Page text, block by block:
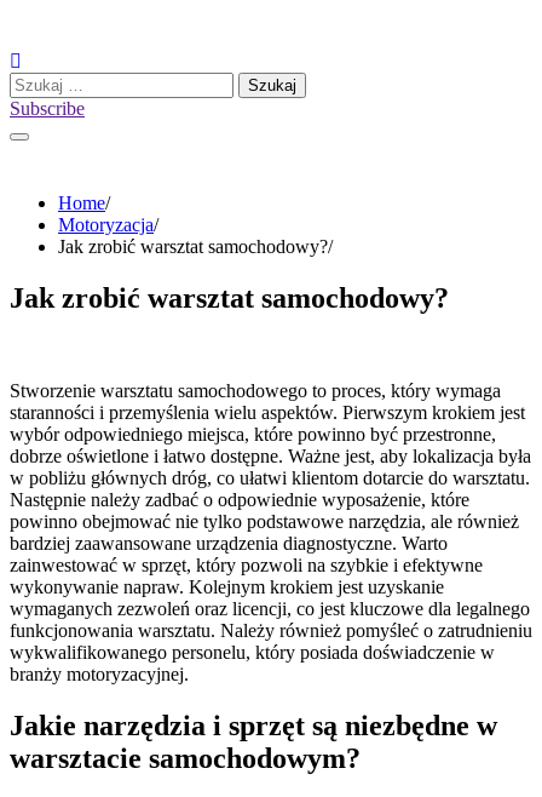
content
Szukaj:
Subscribe
Home
Motoryzacja
Jak zrobić warsztat samochodowy?
Jak zrobić warsztat samochodowy?
Stworzenie warsztatu samochodowego to proces, który wymaga
staranności i przemyślenia wielu aspektów. Pierwszym krokiem jest
wybór odpowiedniego miejsca, które powinno być przestronne,
dobrze oświetlone i łatwo dostępne. Ważne jest, aby lokalizacja była
w pobliżu głównych dróg, co ułatwi klientom dotarcie do warsztatu.
Następnie należy zadbać o odpowiednie wyposażenie, które
powinno obejmować nie tylko podstawowe narzędzia, ale również
bardziej zaawansowane urządzenia diagnostyczne. Warto
zainwestować w sprzęt, który pozwoli na szybkie i efektywne
wykonywanie napraw. Kolejnym krokiem jest uzyskanie
wymaganych zezwoleń oraz licencji, co jest kluczowe dla legalnego
funkcjonowania warsztatu. Należy również pomyśleć o zatrudnieniu
wykwalifikowanego personelu, który posiada doświadczenie w
branży motoryzacyjnej.
Jakie narzędzia i sprzęt są niezbędne w
warsztacie samochodowym?